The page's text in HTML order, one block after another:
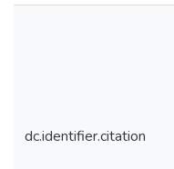
dc.identifier.citation